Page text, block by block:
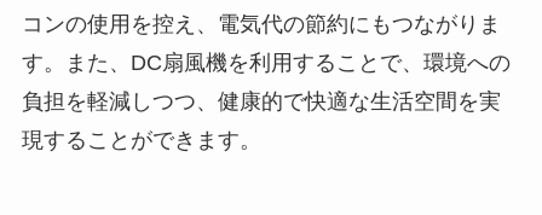
コンの使用を控え、電気代の節約にもつながりま
す。また、DC扇風機を利用することで、環境への
負担を軽減しつつ、健康的で快適な生活空間を実
現することができます。